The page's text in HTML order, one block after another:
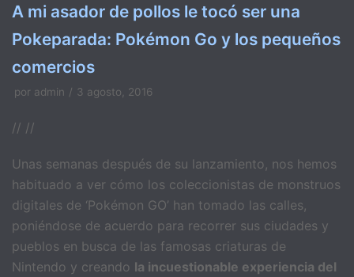
A mi asador de pollos le tocó ser una
Pokeparada: Pokémon Go y los pequeños
comercios
por admin 3 agosto, 2016
// //
Unas semanas después de su lanzamiento, nos hemos
habituado a ver cómo los coleccionistas de monstruos
digitales de ‘Pokémon GO’ han tomado las calles,
poniéndose de acuerdo para recorrer sus ciudades y
pueblos en busca de las famosas criaturas de
Nintendo y creando la incuestionable experiencia del